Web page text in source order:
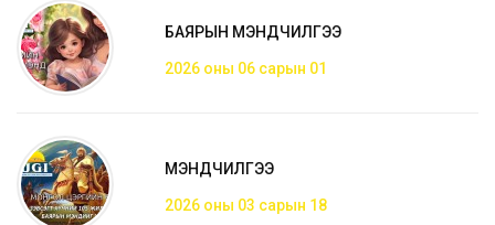
БАЯРЫН МЭНДЧИЛГЭЭ
2026 оны 06 сарын 01
МЭНДЧИЛГЭЭ
2026 оны 03 сарын 18